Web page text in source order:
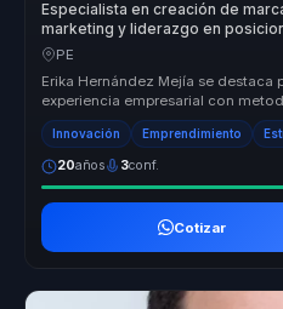
Especialista en creación de
marketing y liderazgo en
relevancia para empresas.
PE
Erika Hernández Mejía se
experiencia empresarial con
storytelling insp...
Innovación Emprendimiento
20años 3conf.
Cotizar